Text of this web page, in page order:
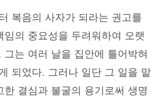
복음의 사자가 되라는 권고를
임의 중요성을 두려워하여 오랫
그는 여러 날을 집안에 틀어박혀
되었다. 그러나 일단 그 일을 맡
한 결심과 불굴의 용기로써 생명